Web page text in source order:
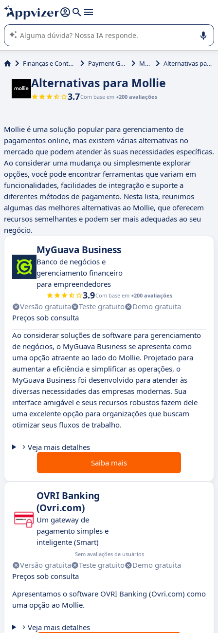
de nossa IA (várias linhas com
A IA do Appvizer o orienta no uso ou na seleção de software
SaaS para sua empresa.
Finanças e Contabilidade Payment Gateway Mollie Alternativas para Mollie
Alternativas para Mollie
3.7Com base em +200 avaliações
Mollie é uma solução popular para gerenciamento de
pagamentos online, mas existem várias alternativas no
mercado que podem atender às suas necessidades específicas.
Ao considerar uma mudança ou simplesmente explorar
opções, você pode encontrar ferramentas que variam em
funcionalidades, facilidades de integração e suporte a
diferentes métodos de pagamento. Nesta lista, reunimos
algumas das melhores alternativas ao Mollie, que oferecem
recursos semelhantes e podem ser mais adequadas ao seu
negócio.
MyGuava Business
Banco de negócios e
gerenciamento financeiro
para empreendedores
3.9Com base em +200 avaliações
Versão gratuita Teste gratuito
Demo gratuita
Preços sob consulta
Ao considerar soluções de software para gerenciamento
de negócios, o MyGuava Business se apresenta como
uma opção atraente ao lado do Mollie. Projetado para
aumentar a eficiência e simplificar as operações, o
MyGuava Business foi desenvolvido para atender às
diversas necessidades das empresas modernas. Sua
interface amigável e seus recursos robustos fazem dele
uma excelente opção para organizações que buscam
otimizar seus fluxos de trabalho.
Veja mais detalhes
Saiba mais
OVRI Banking
(Ovri.com)
Um gateway de
pagamento simples e
inteligente (Smart)
Sem avaliações de usuários
Versão gratuita Teste gratuito
Demo gratuita
Preços sob consulta
Apresentamos o software OVRI Banking (Ovri.com) como
uma opção ao Mollie.
Veja mais detalhes